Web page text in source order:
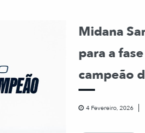
Midana
para a
campeão
4 Fevereiro, 2026